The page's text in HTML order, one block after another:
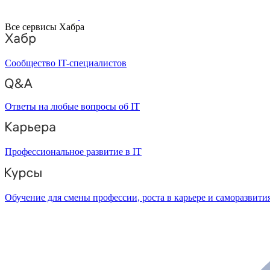
Все сервисы Хабра
Сообщество IT-специалистов
Ответы на любые вопросы об IT
Профессиональное развитие в IT
Обучение для смены профессии, роста в карьере и